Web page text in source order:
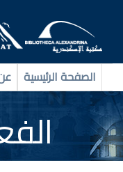
الصفحة الرئيسية